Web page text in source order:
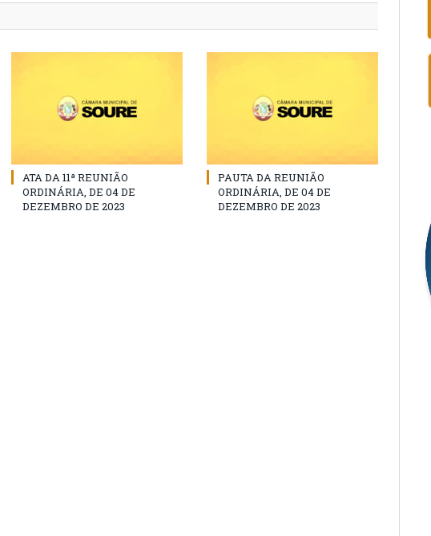
ATA DA 11ª REUNIÃO
ORDINÁRIA, DE 04 DE
DEZEMBRO DE 2023
PAUTA DA REUNIÃO
ORDINÁRIA, DE 04 DE
DEZEMBRO DE 2023